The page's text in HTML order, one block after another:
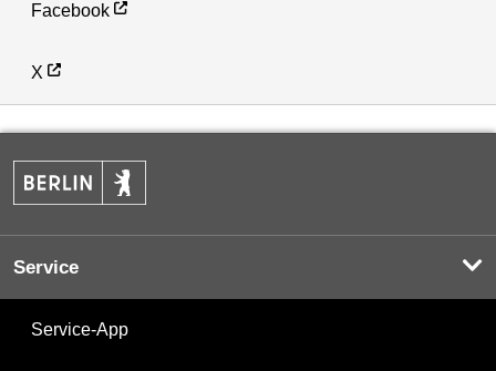
Facebook
X
Service
Service-App